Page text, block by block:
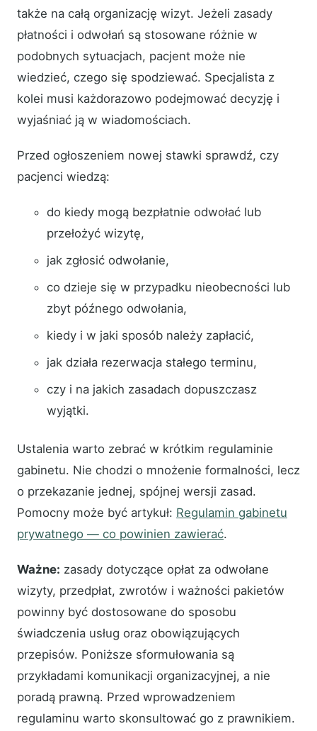
także na całą organizację wizyt. Jeżeli zasady
płatności i odwołań są stosowane różnie w
podobnych sytuacjach, pacjent może nie
wiedzieć, czego się spodziewać. Specjalista z
kolei musi każdorazowo podejmować decyzję i
wyjaśniać ją w wiadomościach.
Przed ogłoszeniem nowej stawki sprawdź, czy
pacjenci wiedzą:
do kiedy mogą bezpłatnie odwołać lub
przełożyć wizytę,
jak zgłosić odwołanie,
co dzieje się w przypadku nieobecności lub
zbyt późnego odwołania,
kiedy i w jaki sposób należy zapłacić,
jak działa rezerwacja stałego terminu,
czy i na jakich zasadach dopuszczasz
wyjątki.
Ustalenia warto zebrać w krótkim regulaminie
gabinetu. Nie chodzi o mnożenie formalności, lecz
o przekazanie jednej, spójnej wersji zasad.
Pomocny może być artykuł: Regulamin gabinetu
prywatnego — co powinien zawierać.
Ważne: zasady dotyczące opłat za odwołane
wizyty, przedpłat, zwrotów i ważności pakietów
powinny być dostosowane do sposobu
świadczenia usług oraz obowiązujących
przepisów. Poniższe sformułowania są
przykładami komunikacji organizacyjnej, a nie
poradą prawną. Przed wprowadzeniem
regulaminu warto skonsultować go z prawnikiem.